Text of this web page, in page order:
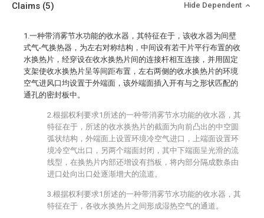
Claims (5) Hide Dependent
1.一种带消雾节水功能的收水器，其特征在于，该收水器为间壁
式气-气换热器，为左右对称结构，中间设有若干片平行布置的收
水换热片，经穿设在收水换热片间的连接杆相互连接，并用固定
支架使收水换热片呈等间距布置，左右两侧的收水换热片的环境
空气进风口均设置于外端面，该外端面插入开有与之形状匹配的
通孔的密封板中。
2.根据权利要求1所述的一种带消雾节水功能的收水器，其
特征在于，所述的收水换热片的截面为向前凸出的中空圆
弧状结构，外端面上设置环境冷空气进口，上端面设置环
境冷空气出口，另两个端面封闭，其中下端面呈光滑的流
线型，在换热片内部还增设有挡板，将内部分隔成数条由
进口处向出口处逐渐增大的流道。
3.根据权利要求1所述的一种带消雾节水功能的收水器，其
特征在于，各收水换热片之间形成湿热空气的通道。